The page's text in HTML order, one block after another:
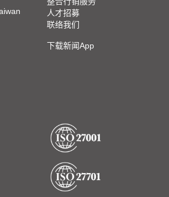
人才招募
联络我们
下载新闻App